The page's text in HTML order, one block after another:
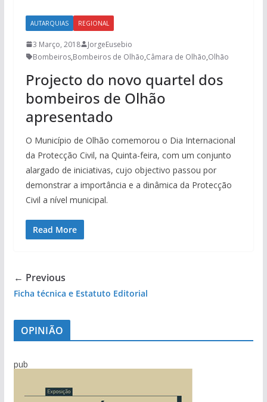
AUTARQUIAS REGIONAL
3 Março, 2018
JorgeEusebio
Bombeiros,Bombeiros de Olhão,Câmara de Olhão,Olhão
Projecto do novo quartel dos
bombeiros de Olhão
apresentado
O Município de Olhão comemorou o Dia Internacional
da Protecção Civil, na Quinta-feira, com um conjunto
alargado de iniciativas, cujo objectivo passou por
demonstrar a importância e a dinâmica da Protecção
Civil a nível municipal.
Read More
← Previous
Ficha técnica e Estatuto Editorial
OPINIÃO
pub